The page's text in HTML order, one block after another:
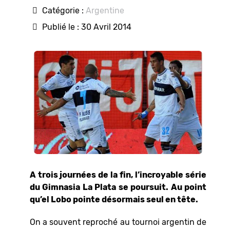
Catégorie : Argentine
Publié le : 30 Avril 2014
A trois journées de la fin, l’incroyable série
du Gimnasia La Plata se poursuit. Au point
qu’el Lobo pointe désormais seul en tête.
On a souvent reproché au tournoi argentin de